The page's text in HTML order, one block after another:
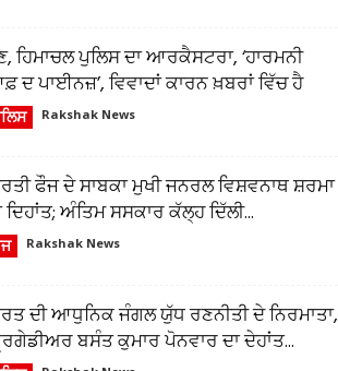
ਹਿਮਾਚਲ ਪੁਲਿਸ ਦਾ ਆਰਕੈਸਟਰਾ, ‘ਹਾਰਮਨੀ
ਦ ਪਾਈਨਜ਼’, ਵਿਵਾਦਾਂ ਕਾਰਨ ਖ਼ਬਰਾਂ ਵਿੱਚ ਹੈ
Rakshak News
ਫੌਜ ਦੇ ਸਾਬਕਾ ਮੁਖੀ ਜਨਰਲ ਵਿਸ਼ਵਨਾਥ ਸ਼ਰਮਾ
ਦਿਹਾਂਤ; ਅੰਤਿਮ ਸਸਕਾਰ ਕੱਲ੍ਹ ਦਿੱਲੀ...
Rakshak News
ਦੀ ਆਧੁਨਿਕ ਜੰਗਲ ਯੁੱਧ ਰਣਨੀਤੀ ਦੇ ਨਿਰਮਾਤਾ,
ਬਸੰਤ ਕੁਮਾਰ ਪੋਨਵਾਰ ਦਾ ਦੇਹਾਂਤ...